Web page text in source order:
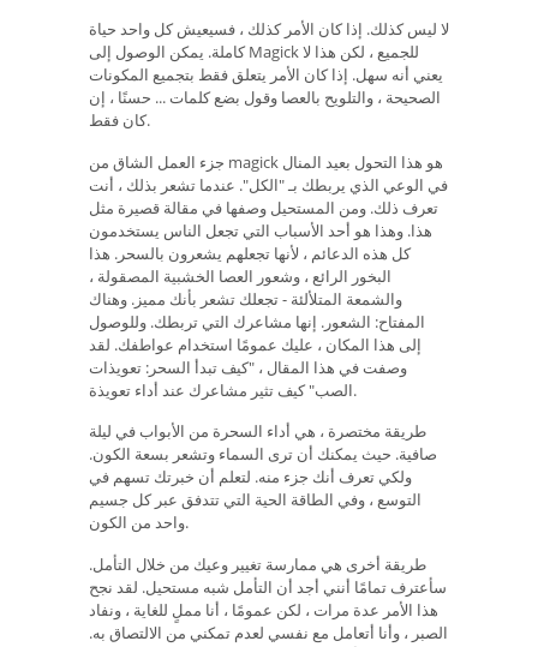
لا ليس كذلك. إذا كان الأمر كذلك ، فسيعيش كل واحد حياة
كاملة. يمكن الوصول إلى Magick للجميع ، لكن هذا لا
يعني أنه سهل. إذا كان الأمر يتعلق فقط بتجميع المكونات
الصحيحة ، والتلويح بالعصا وقول بضع كلمات ... حسنًا ، إن
كان فقط.
جزء العمل الشاق من magick هو هذا التحول بعيد المنال
في الوعي الذي يربطك بـ "الكل". عندما تشعر بذلك ، أنت
تعرف ذلك. ومن المستحيل وصفها في مقالة قصيرة مثل
هذا. وهذا هو أحد الأسباب التي تجعل الناس يستخدمون
كل هذه الدعائم ، لأنها تجعلهم يشعرون بالسحر. هذا
البخور الرائع ، وشعور العصا الخشبية المصقولة ،
والشمعة المتلألئة - تجعلك تشعر بأنك مميز. وهناك
المفتاح: الشعور. إنها مشاعرك التي تربطك. وللوصول
إلى هذا المكان ، عليك عمومًا استخدام عواطفك. لقد
وصفت في هذا المقال ، "كيف تبدأ السحر: تعويذات
الصب" كيف تثير مشاعرك عند أداء تعويذة.
طريقة مختصرة ، هي أداء السحرة من الأبواب في ليلة
صافية. حيث يمكنك أن ترى السماء وتشعر بسعة الكون.
ولكي تعرف أنك جزء منه. لتعلم أن خبرتك تسهم في
التوسع ، وفي الطاقة الحية التي تتدفق عبر كل جسيم
واحد من الكون.
طريقة أخرى هي ممارسة تغيير وعيك من خلال التأمل.
سأعترف تمامًا أنني أجد أن التأمل شبه مستحيل. لقد نجح
هذا الأمر عدة مرات ، لكن عمومًا ، أنا مملٍ للغاية ، ونفاد
الصبر ، وأنا أتعامل مع نفسي لعدم تمكني من الالتصاق به.